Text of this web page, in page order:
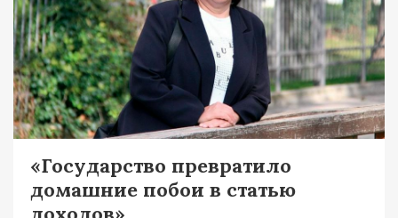
«Государство превратило
домашние побои в статью